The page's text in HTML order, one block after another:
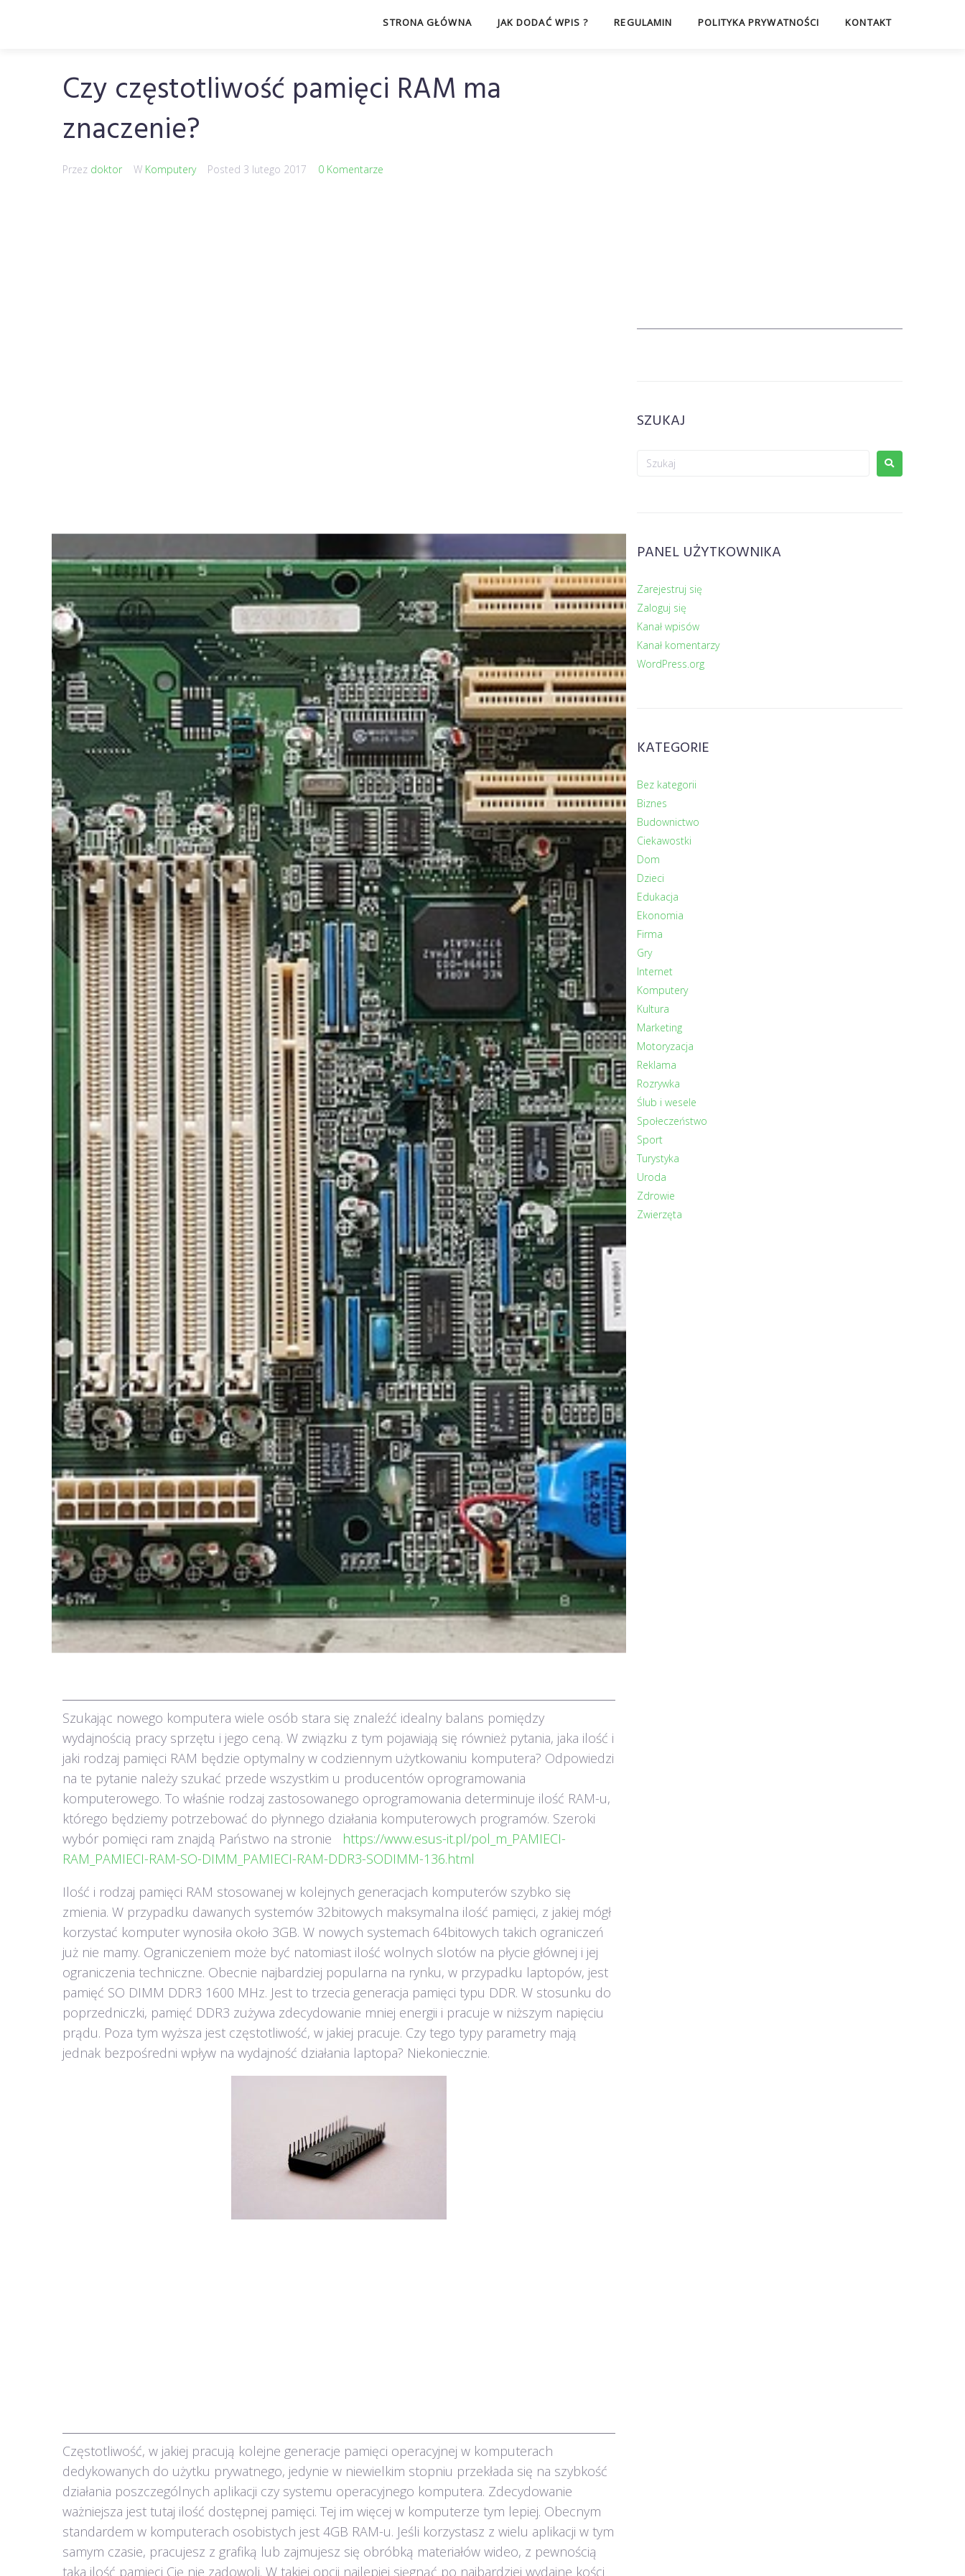
STRONA GŁÓWNA JAK DODAĆ WPIS ? REGULAMIN POLITYKA PRYWATNOŚCI KONTAKT
Czy częstotliwość pamięci RAM ma
znaczenie?
Przez doktor W Komputery Posted 3 lutego 2017 0 Komentarze
Szukając nowego komputera wiele osób stara się znaleźć idealny balans pomiędzy
wydajnością pracy sprzętu i jego ceną. W związku z tym pojawiają się również pytania, jaka ilość i
jaki rodzaj pamięci RAM będzie optymalny w codziennym użytkowaniu komputera? Odpowiedzi
na te pytanie należy szukać przede wszystkim u producentów oprogramowania
komputerowego. To właśnie rodzaj zastosowanego oprogramowania determinuje ilość RAM-u,
którego będziemy potrzebować do płynnego działania komputerowych programów. Szeroki
wybór pomięci ram znajdą Państwo na stronie https://www.esus-it.pl/pol_m_PAMIECI-
RAM_PAMIECI-RAM-SO-DIMM_PAMIECI-RAM-DDR3-SODIMM-136.html
Ilość i rodzaj pamięci RAM stosowanej w kolejnych generacjach komputerów szybko się
zmienia. W przypadku dawanych systemów 32bitowych maksymalna ilość pamięci, z jakiej mógł
korzystać komputer wynosiła około 3GB. W nowych systemach 64bitowych takich ograniczeń
już nie mamy. Ograniczeniem może być natomiast ilość wolnych slotów na płycie głównej i jej
ograniczenia techniczne. Obecnie najbardziej popularna na rynku, w przypadku laptopów, jest
pamięć SO DIMM DDR3 1600 MHz. Jest to trzecia generacja pamięci typu DDR. W stosunku do
poprzedniczki, pamięć DDR3 zużywa zdecydowanie mniej energii i pracuje w niższym napięciu
prądu. Poza tym wyższa jest częstotliwość, w jakiej pracuje. Czy tego typy parametry mają
jednak bezpośredni wpływ na wydajność działania laptopa? Niekoniecznie.
Częstotliwość, w jakiej pracują kolejne generacje pamięci operacyjnej w komputerach
dedykowanych do użytku prywatnego, jedynie w niewielkim stopniu przekłada się na szybkość
działania poszczególnych aplikacji czy systemu operacyjnego komputera. Zdecydowanie
ważniejsza jest tutaj ilość dostępnej pamięci. Tej im więcej w komputerze tym lepiej. Obecnym
standardem w komputerach osobistych jest 4GB RAM-u. Jeśli korzystasz z wielu aplikacji w tym
samym czasie, pracujesz z grafiką lub zajmujesz się obróbką materiałów wideo, z pewnością
taka ilość pamięci Cię nie zadowoli. W takiej opcji najlepiej sięgnąć po najbardziej wydajne kości
SZUKAJ
PANEL UŻYTKOWNIKA
Zarejestruj się
Zaloguj się
Kanał wpisów
Kanał komentarzy
WordPress.org
KATEGORIE
Bez kategorii
Biznes
Budownictwo
Ciekawostki
Dom
Dzieci
Edukacja
Ekonomia
Firma
Gry
Internet
Komputery
Kultura
Marketing
Motoryzacja
Reklama
Rozrywka
Ślub i wesele
Społeczeństwo
Sport
Turystyka
Uroda
Zdrowie
Zwierzęta